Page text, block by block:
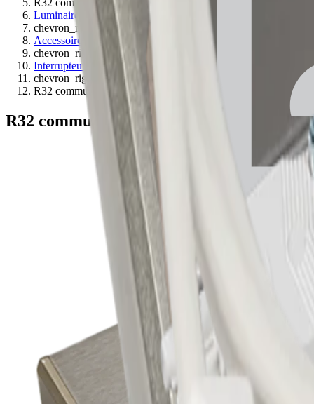
Luminaires
chevron_right
Accessoires pour luminaires
chevron_right
Interrupteur
chevron_right
R32 commutateur central
R32 commutateur central